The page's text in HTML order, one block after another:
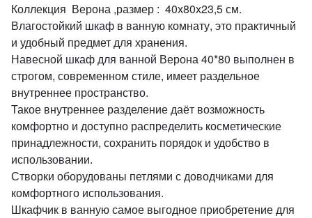
Коллекция Верона ,размер : 40х80х23,5 см.
Влагостойкий шкаф в ванную комнату, это практичный
и удобный предмет для хранения.
Навесной шкаф для ванной Верона 40*80 выполнен в
строгом, современном стиле, имеет раздельное
внутреннее пространство.
Такое внутреннее разделение даёт возможность
комфортно и доступно распределить косметические
принадлежности, сохранить порядок и удобство в
использовании.
Створки оборудованы петлями с доводчиками для
комфортного использования.
Шкафчик в ванную самое выгодное приобретение для